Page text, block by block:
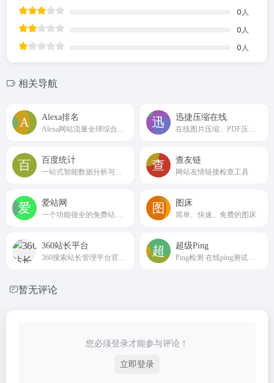
0 人
0 人
0 人
相关导航
Alexa排名 迅捷压缩在线
百度统计 查友链
网站友情链接检查工具
爱站网 图床
简单、快速、免费的图床
360站长平台 超级Ping
暂无评论
您必须登录才能参与评论！
立即登录